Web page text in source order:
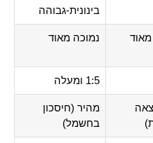
בינונית-גבוהה
נמוכה מאוד
1:5 ומעלה
מהיר (חיסכון
בחשמל)